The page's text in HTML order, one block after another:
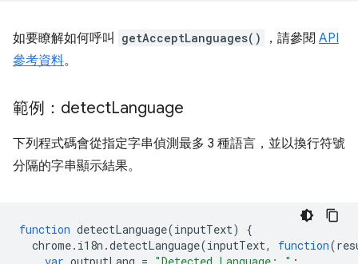
如要瞭解如何呼叫 getAcceptLanguages() ，請參閱 API
參考資料。
範例：detectLanguage
下列程式碼會從指定字串偵測最多 3 種語言，並以換行符號
分隔的字串顯示結果。
function detectLanguage(inputText)
{
chrome. i18n .detectLanguage(inputText, function(